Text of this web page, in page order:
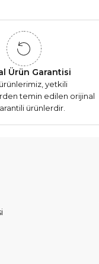
Ürün Garantisi
yetkili
temin edilen orijinal
ürünlerdir.